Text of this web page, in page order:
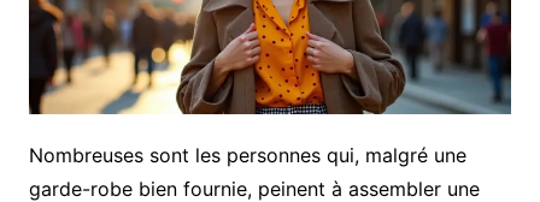
Nombreuses sont les personnes qui, malgré une
garde-robe bien fournie, peinent à assembler une